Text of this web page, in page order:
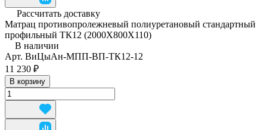
Рассчитать доставку
Матрац противопролежневый полиуретановый стандартный
профильный ТК12 (2000Х800Х110)
В наличии
Арт. ВиЦыАн-МПП-ВП-ТК12-12
11 230 ₽
В корзину